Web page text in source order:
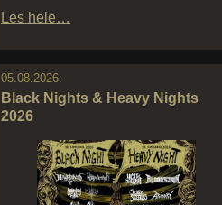
Les hele…
05.08.2026:
Black Nights & Heavy Nights
2026